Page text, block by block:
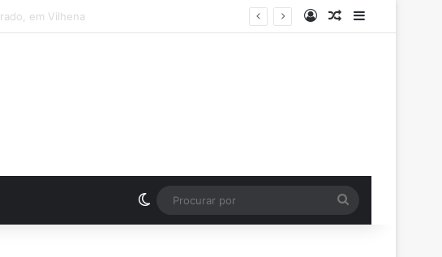
de 14 anos em praça de Vilhena EntrarArtigo aleatório
Switch skin
por